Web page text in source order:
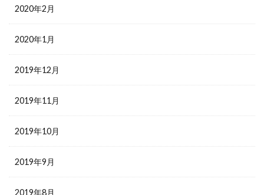
2020年2月
2020年1月
2019年12月
2019年11月
2019年10月
2019年9月
2019年8月